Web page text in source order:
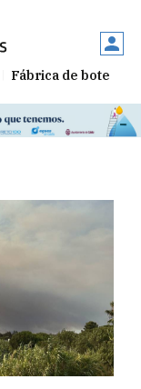
Fábrica de botellas